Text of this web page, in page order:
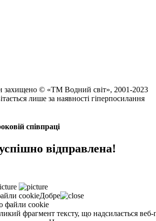
захищено © «ТМ Водний світ», 2001-2023
лише за наявності гіперпосилання
співпраці
відправлена!
cookieДобре
файли cookie
фрагмент тексту, що надсилається веб-